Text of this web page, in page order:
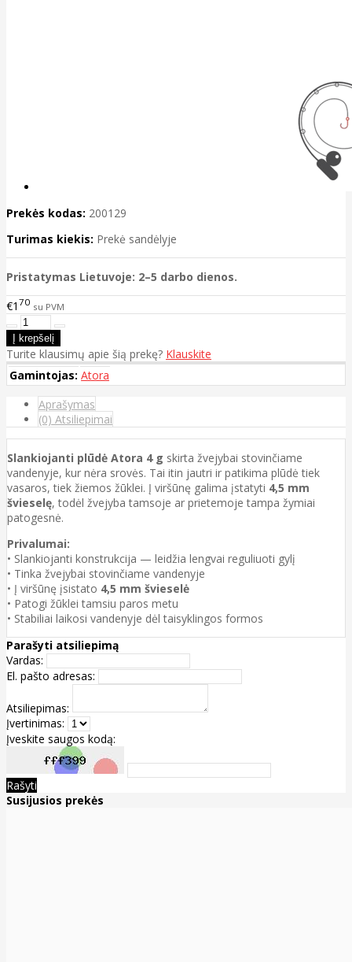
Prekės kodas: 200129
Turimas kiekis: Prekė sandėlyje
Pristatymas Lietuvoje: 2–5 darbo dienos.
€1 70 su PVM
Turite klausimų apie šią prekę? Klauskite
Gamintojas: Atora
Aprašymas
(0) Atsiliepimai
Slankiojanti plūdė Atora 4 g skirta žvejybai stovinčiame
vandenyje, kur nėra srovės. Tai itin jautri ir patikima plūdė tiek
vasaros, tiek žiemos žūklei. Į viršūnę galima įstatyti 4,5 mm
švieselę, todėl žvejyba tamsoje ar prietemoje tampa žymiai
patogesnė.
Privalumai:
• Slankiojanti konstrukcija — leidžia lengvai reguliuoti gylį
• Tinka žvejybai stovinčiame vandenyje
• Į viršūnę įsistato 4,5 mm švieselė
• Patogi žūklei tamsiu paros metu
• Stabiliai laikosi vandenyje dėl taisyklingos formos
Parašyti atsiliepimą
Vardas:
El. pašto adresas:
Atsiliepimas:
Įvertinimas:
Įveskite saugos kodą:
Rašyti
Susijusios prekės